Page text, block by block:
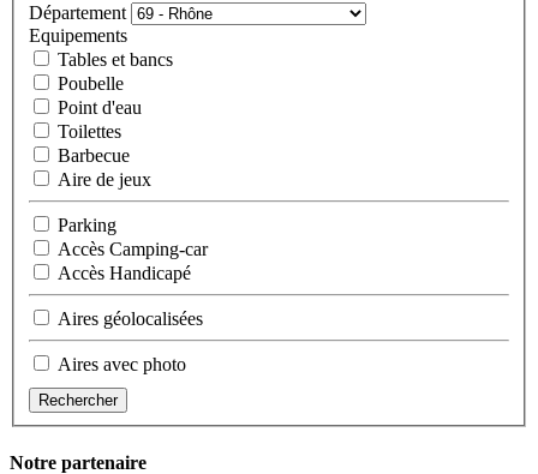
Département
Equipements
Tables et bancs
Poubelle
Point d'eau
Toilettes
Barbecue
Aire de jeux
Parking
Accès Camping-car
Accès Handicapé
Aires géolocalisées
Aires avec photo
Rechercher
Notre partenaire